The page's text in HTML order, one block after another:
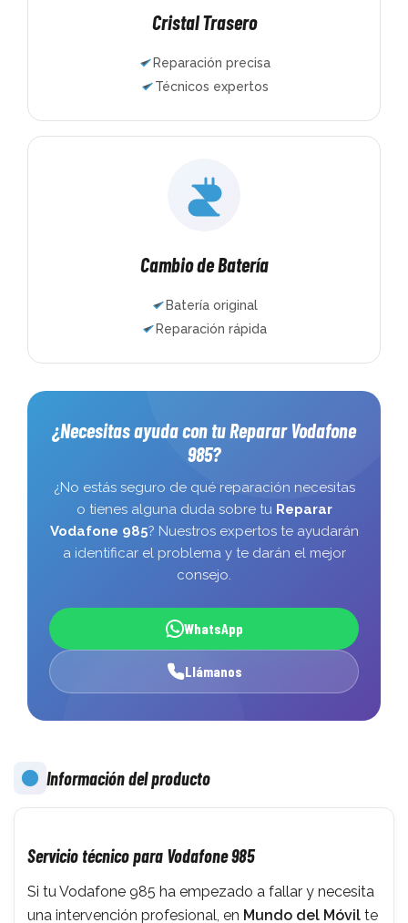
Cristal Trasero
Reparación precisa
Técnicos expertos
Cambio de Batería
Batería original
Reparación rápida
¿Necesitas ayuda con tu Reparar Vodafone
985?
¿No estás seguro de qué reparación necesitas
o tienes alguna duda sobre tu Reparar
Vodafone 985? Nuestros expertos te ayudarán
a identificar el problema y te darán el mejor
consejo.
WhatsApp
Llámanos
Información del producto
Servicio técnico para Vodafone 985
Si tu Vodafone 985 ha empezado a fallar y necesita
una intervención profesional, en Mundo del Móvil te